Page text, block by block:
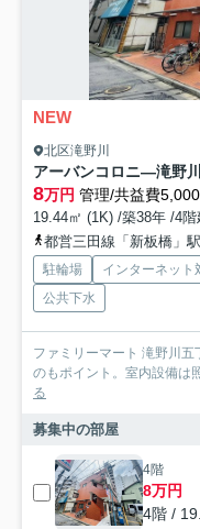
NEW
北区滝野川
アーバンコロニ―滝野川
8万円 管理/共益費
19.44㎡ (1K) /築38年 /4階
都営三田線「新板橋」
駐輪場 インターネット
公共下水
ファミリーマート 滝野川
のもポイント。室内設備は
る
募集中の部屋
4階
8万円
4階 /